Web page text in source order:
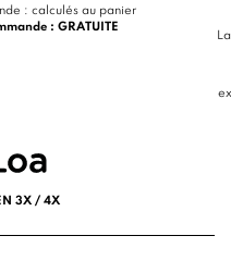
: calculés au panier
: GRATUITE
3X / 4X